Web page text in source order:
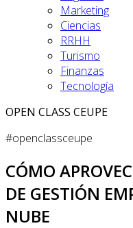
Marketing
Ciencias
RRHH
Turismo
Finanzas
Tecnología
OPEN CLASS CEUPE
#openclassceupe
CÓMO
DE GESTIÓN
NUBE